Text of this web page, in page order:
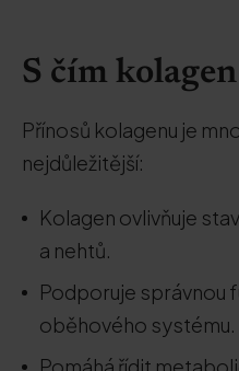
S čím
Přínosů kolagenu je
nejdůležitější:
Kolagen ovlivňuje
a nehtů.
Podporuje správnou
oběhového systému.